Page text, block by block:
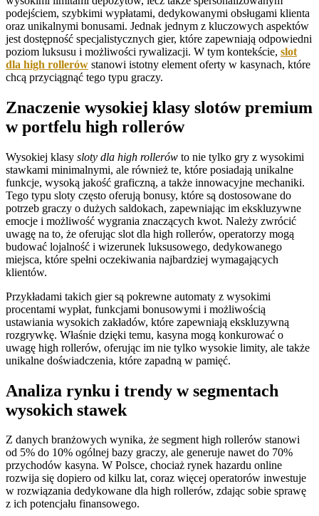
podejściem, szybkimi wypłatami, dedykowanymi obsługami klienta
oraz unikalnymi bonusami. Jednak jednym z kluczowych aspektów
jest dostępność specjalistycznych gier, które zapewniają odpowiedni
poziom luksusu i możliwości rywalizacji. W tym kontekście, slot
dla high rollerów stanowi istotny element oferty w kasynach, które
chcą przyciągnąć tego typu graczy.
Znaczenie wysokiej klasy slotów premium
w portfelu high rollerów
Wysokiej klasy sloty dla high rollerów to nie tylko gry z wysokimi
stawkami minimalnymi, ale również te, które posiadają unikalne
funkcje, wysoką jakość graficzną, a także innowacyjne mechaniki.
Tego typu sloty często oferują bonusy, które są dostosowane do
potrzeb graczy o dużych saldokach, zapewniając im ekskluzywne
emocje i możliwość wygrania znaczących kwot. Należy zwrócić
uwagę na to, że oferując slot dla high rollerów, operatorzy mogą
budować lojalność i wizerunek luksusowego, dedykowanego
miejsca, które spełni oczekiwania najbardziej wymagających
klientów.
Przykładami takich gier są pokrewne automaty z wysokimi
procentami wypłat, funkcjami bonusowymi i możliwością
ustawiania wysokich zakładów, które zapewniają ekskluzywną
rozgrywkę. Właśnie dzięki temu, kasyna mogą konkurować o
uwagę high rollerów, oferując im nie tylko wysokie limity, ale także
unikalne doświadczenia, które zapadną w pamięć.
Analiza rynku i trendy w segmentach
wysokich stawek
Z danych branżowych wynika, że segment high rollerów stanowi
od 5% do 10% ogólnej bazy graczy, ale generuje nawet do 70%
przychodów kasyna. W Polsce, chociaż rynek hazardu online
rozwija się dopiero od kilku lat, coraz więcej operatorów inwestuje
w rozwiązania dedykowane dla high rollerów, zdając sobie sprawę
z ich potencjału finansowego.